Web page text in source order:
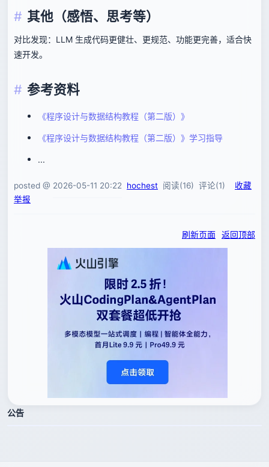
其他（感悟、思考等）
对比发现：LLM 生成代码更健壮、更规范、功能更完善，适合快
速开发。
参考资料
《程序设计与数据结构教程（第二版）》
《程序设计与数据结构教程（第二版）》学习指导
...
posted @ 2026-05-11 20:22 hochest 阅读(16) 评论(1) 收藏
举报
刷新页面 返回顶部
公告